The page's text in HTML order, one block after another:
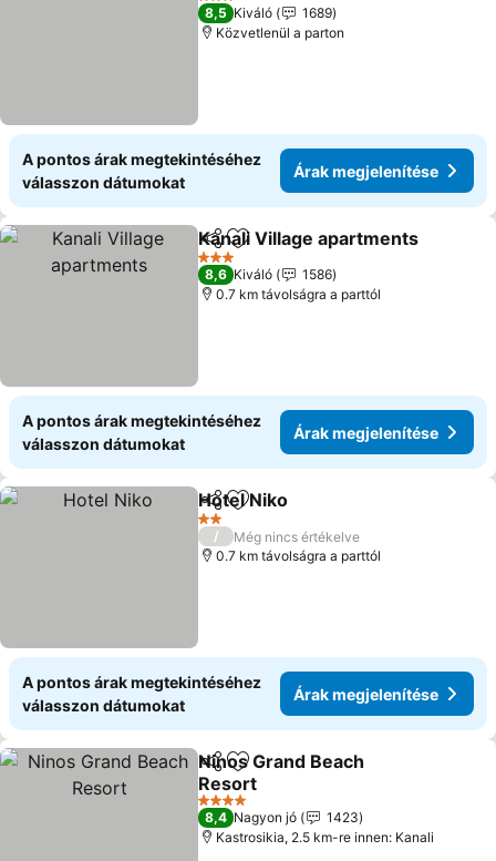
3 Kategória
8,5 Kiváló
1689
Közvetlenül a parton
A pontos árak megtekintéséhez
válasszon dátumokat
Árak megjelenítése
Megosztás
Hozzáadás a kedvencekhez
Kanali Village apartments
3 Kategória
8,6 Kiváló
1586
0.7 km távolságra a parttól
A pontos árak megtekintéséhez
válasszon dátumokat
Árak megjelenítése
Megosztás
Hozzáadás a kedvencekhez
Hotel Niko
2 Kategória
/
Még nincs értékelve
0.7 km távolságra a parttól
A pontos árak megtekintéséhez
válasszon dátumokat
Árak megjelenítése
Megosztás
Hozzáadás a kedvencekhez
Ninos Grand Beach
Resort
Árak megjelenítése
4 Kategória
8,4 Nagyon jó
1423
Kastrosikia, 2.5 km-re innen: Kanali